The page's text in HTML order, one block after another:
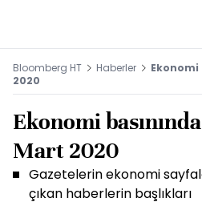
Bloomberg HT Haberler
Ekonomi
2020
Ekonomi
Mart 2020
Gazetelerin ekonomi
çıkan haberlerin başlıkları